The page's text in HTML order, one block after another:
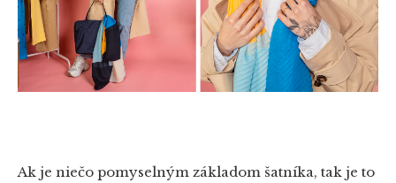
Ak je niečo pomyselným základom šatníka, tak je to